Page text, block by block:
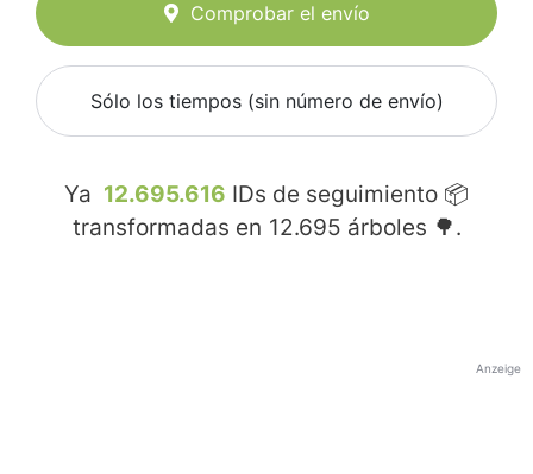
Comprobar el envío
Sólo los tiempos (sin número de envío)
Ya 12.695.616 IDs de seguimiento 📦
transformadas en 12.695 árboles 🌳.
Anzeige